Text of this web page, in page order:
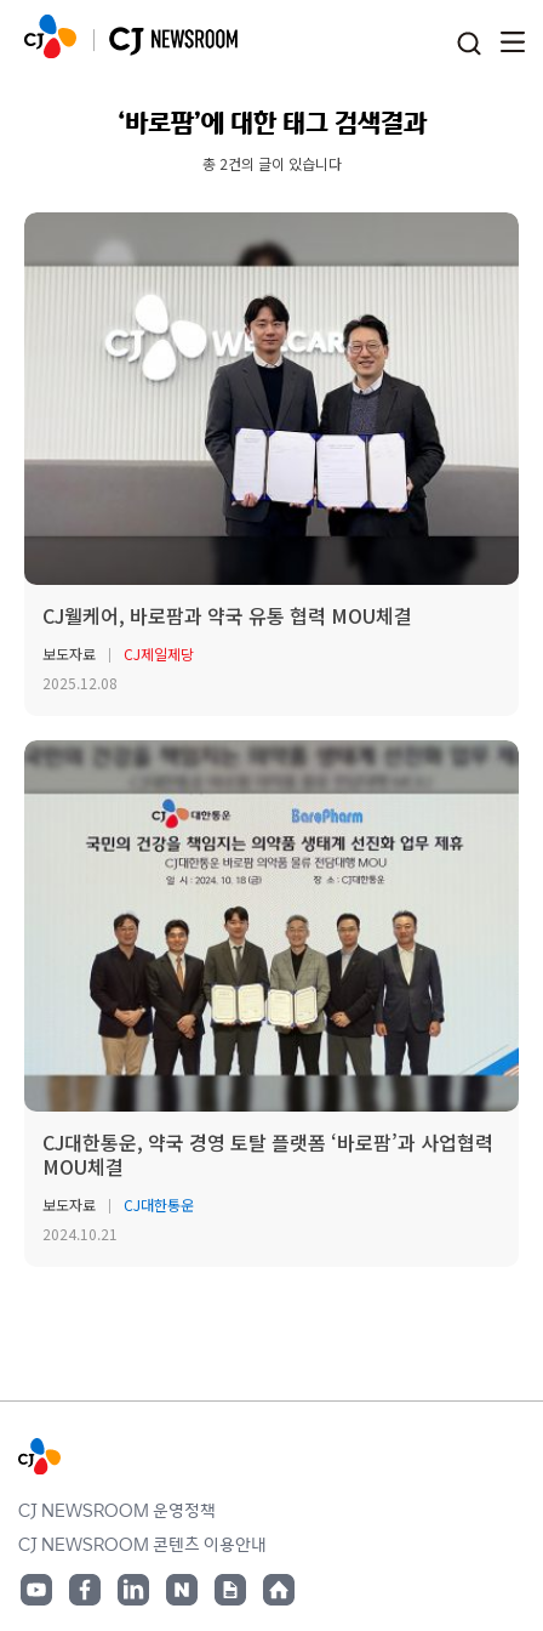
‘바로팜’에 대한 태그 검색결과
총 2건의 글이 있습니다
CJ웰케어, 바로팜과 약국 유통 협력 MOU체결
보도자료
CJ제일제당
2025.12.08
CJ대한통운, 약국 경영 토탈 플랫폼 ‘바로팜’과 사업협력
MOU체결
보도자료
CJ대한통운
2024.10.21
CJ NEWSROOM 운영정책
CJ NEWSROOM 콘텐츠 이용안내